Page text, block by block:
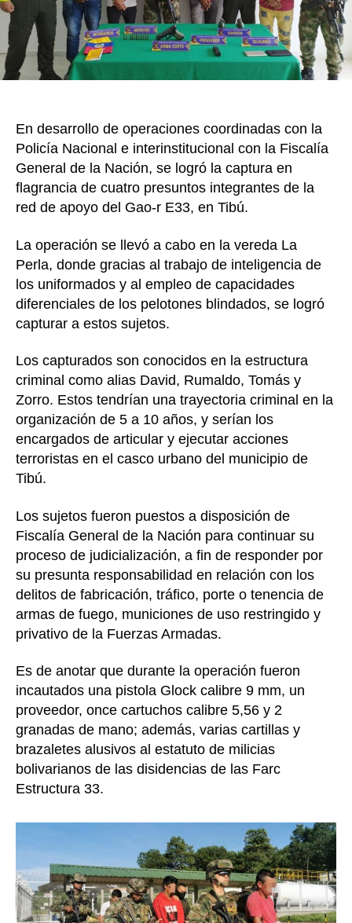
33
en
Tibú
En desarrollo de operaciones coordinadas con la
Policía Nacional e interinstitucional con la Fiscalía
General de la Nación, se logró la captura en
flagrancia de cuatro presuntos integrantes de la
red de apoyo del Gao-r E33, en Tibú.
La operación se llevó a cabo en la vereda La
Perla, donde gracias al trabajo de inteligencia de
los uniformados y al empleo de capacidades
diferenciales de los pelotones blindados, se logró
capturar a estos sujetos.
Los capturados son conocidos en la estructura
criminal como alias David, Rumaldo, Tomás y
Zorro. Estos tendrían una trayectoria criminal en la
organización de 5 a 10 años, y serían los
encargados de articular y ejecutar acciones
terroristas en el casco urbano del municipio de
Tibú.
Los sujetos fueron puestos a disposición de
Fiscalía General de la Nación para continuar su
proceso de judicialización, a fin de responder por
su presunta responsabilidad en relación con los
delitos de fabricación, tráfico, porte o tenencia de
armas de fuego, municiones de uso restringido y
privativo de la Fuerzas Armadas.
Es de anotar que durante la operación fueron
incautados una pistola Glock calibre 9 mm, un
proveedor, once cartuchos calibre 5,56 y 2
granadas de mano; además, varias cartillas y
brazaletes alusivos al estatuto de milicias
bolivarianos de las disidencias de las Farc
Estructura 33.